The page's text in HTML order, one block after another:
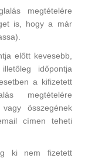
megtételére
is, hogy a már
előtt kevesebb,
időpontja
a kifizetett
megtételére
összegének
címen teheti
ki nem fizetett